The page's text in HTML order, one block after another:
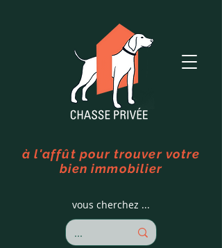
à l'affût pour trouver votre
bien immobilier
vous cherchez ...